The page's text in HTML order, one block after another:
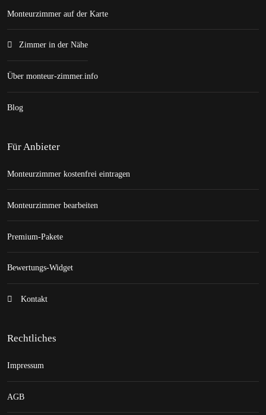
Monteurzimmer auf der Karte
Zimmer in der Nähe
Über monteur-zimmer.info
Blog
Für Anbieter
Monteurzimmer kostenfrei eintragen
Monteurzimmer bearbeiten
Premium-Pakete
Bewertungs-Widget
Kontakt
Rechtliches
Impressum
AGB